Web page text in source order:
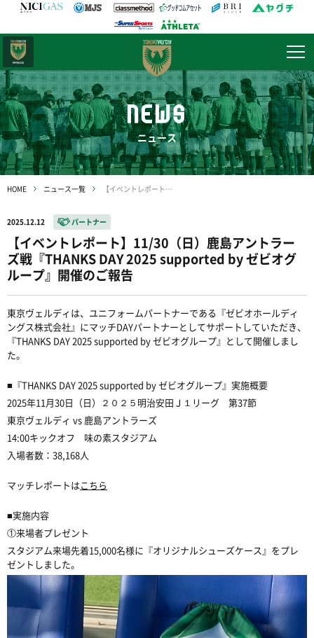
NEWS
ニュース
HOME ニュース一覧 【イベントレポート】11/30（日）鹿島アントラーズ戦『THANKS DAY 2025 supported by ゼビオグループ』開催のご報告
2025.12.12 パートナー
【イベントレポート】11/30（日）鹿島アントラー
ズ戦『THANKS DAY 2025 supported by ゼビオグ
ループ』開催のご報告
東京ヴェルディは、ユニフォームパートナーである『ゼビオホールディ
ングス株式会社』にマッチDAYパートナーとしてサポートしていただき、
『THANKS DAY 2025 supported by ゼビオグループ』として開催しまし
た。
■『THANKS DAY 2025 supported by ゼビオグループ』実施概要
2025年11月30日（日）２０２５明治安田Ｊ１リーグ 第37節
東京ヴェルディ vs 鹿島アントラーズ
14:00キックオフ 味の素スタジアム
入場者数：38,168人
マッチレポートはこちら
■実施内容
①来場者プレゼント
スタジアム来場先着15,000名様に『オリジナルシューズケース』をプレ
ゼントしました。